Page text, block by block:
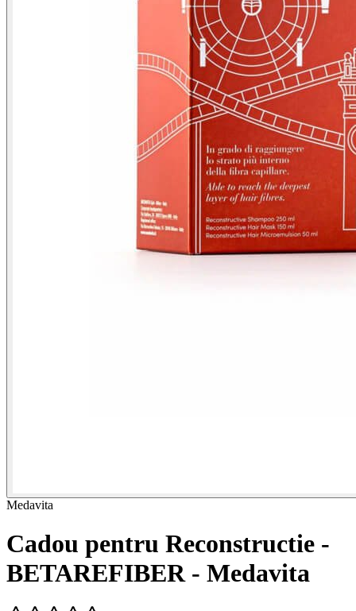
Medavita
Cadou pentru Reconstructie -
BETAREFIBER - Medavita